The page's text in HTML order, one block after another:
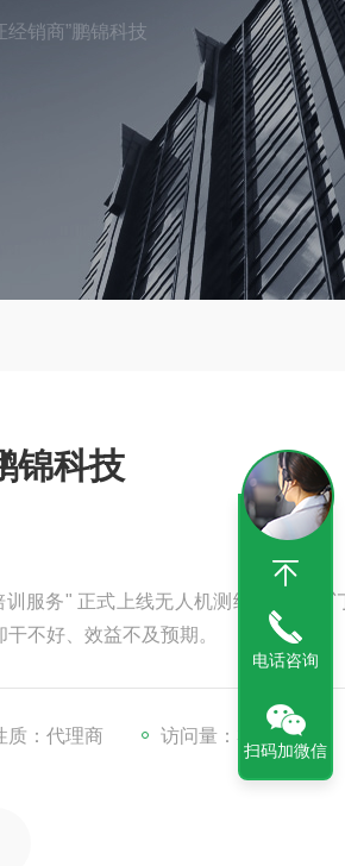
经销商”鹏锦科技
锦科技
服务" 正式上线无人机测绘越来越热
不好、效益不及预期。
质：代理商 访问量：313
电话咨询
扫码加微信